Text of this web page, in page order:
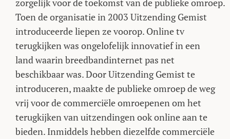
zorgelijk voor de toekomst van de publieke omroep.
Toen de organisatie in 2003 Uitzending Gemist
introduceerde liepen ze voorop. Online tv
terugkijken was ongelofelijk innovatief in een
land waarin breedbandinternet pas net
beschikbaar was. Door Uitzending Gemist te
introduceren, maakte de publieke omroep de weg
vrij voor de commerciële omroepenen om het
terugkijken van uitzendingen ook online aan te
bieden. Inmiddels hebben diezelfde commerciële